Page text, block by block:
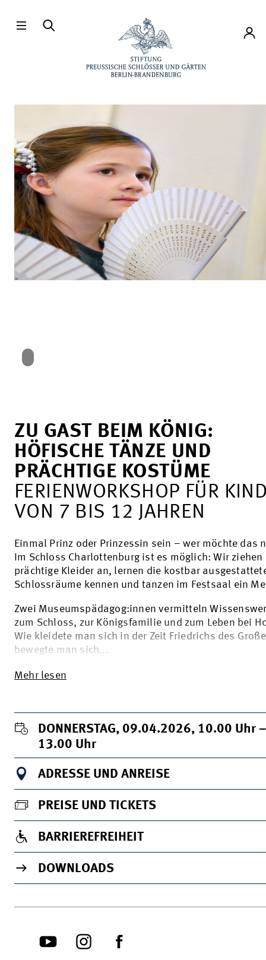
Konto
ZU GAST BEIM KÖNIG:
HÖFISCHE TÄNZE UND
PRÄCHTIGE KOSTÜME
FERIENWORKSHOP FÜR
VON 7 BIS 12 JAHREN
Einmal Prinz oder Prinzessin sein – wer möchte das
Im Schloss Charlottenburg ist es möglich: Wir ziehen
prächtige Kleider an, lernen die kostbar
Schlossräume kennen und tanzen im Festsaal ein
Zwei Museumspädagog:innen vermitteln
zum Schloss, zur Königsfamilie und zum Leben bei
Wie kleidete man sich in der Zeit Friedrichs des
bewegte man sich...
Mehr lesen
DONNERSTAG, 09.04.2026, 10.00 Uhr
13.00 Uhr
ADRESSE UND ANREISE
PREISE UND TICKETS
BARRIEREFREIHEIT
DOWNLOADS